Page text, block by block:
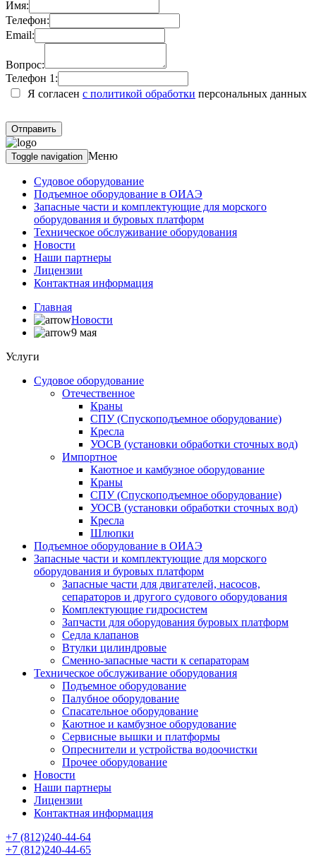
Имя:
Телефон:
Email:
Вопрос:
Телефон 1:
Я согласен с политикой обработки персональных данных
Toggle navigation Меню
Судовое оборудование
Подъемное оборудование в ОИАЭ
Запасные части и комплектующие для морского
оборудования и буровых платформ
Техническое обслуживание оборудования
Новости
Наши партнеры
Лицензии
Контактная информация
Главная
Новости
9 мая
Услуги
Судовое оборудование
Отечественное
Краны
СПУ (Спускоподъемное оборудование)
Кресла
УОСВ (установки обработки сточных вод)
Импортное
Каютное и камбузное оборудование
Краны
СПУ (Спускоподъемное оборудование)
УОСВ (установки обработки сточных вод)
Кресла
Шлюпки
Подъемное оборудование в ОИАЭ
Запасные части и комплектующие для морского
оборудования и буровых платформ
Запасные части для двигателей, насосов,
сепараторов и другого судового оборудования
Комплектующие гидросистем
Запчасти для оборудования буровых платформ
Седла клапанов
Втулки цилиндровые
Сменно-запасные части к сепараторам
Техническое обслуживание оборудования
Подъемное оборудование
Палубное оборудование
Спасательное оборудование
Каютное и камбузное оборудование
Сервисные вышки и платформы
Опреснители и устройства водоочистки
Прочее оборудование
Новости
Наши партнеры
Лицензии
Контактная информация
+7 (812)240-44-64
+7 (812)240-44-65